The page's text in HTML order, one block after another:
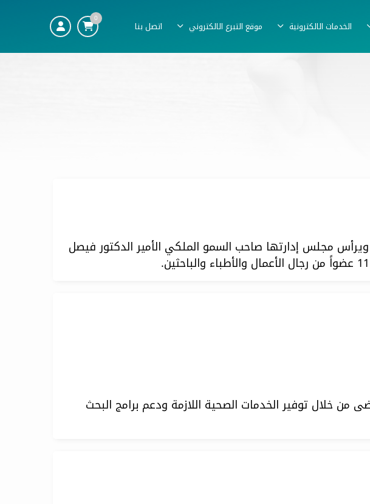
الخدمات الالكترونية موقع التبرع الالكتروني اتصل بنا
0
مجلس إدارتها صاحب السمو الملكي الأمير الدكتور فيصل
خلال توفير الخدمات الصحية اللازمة ودعم برامج البحث